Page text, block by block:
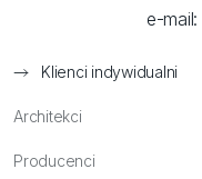
Klienci indywidualni
Architekci
Producenci
e-mail: